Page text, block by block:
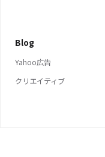
Blog
Yahoo広告
クリエイティブ